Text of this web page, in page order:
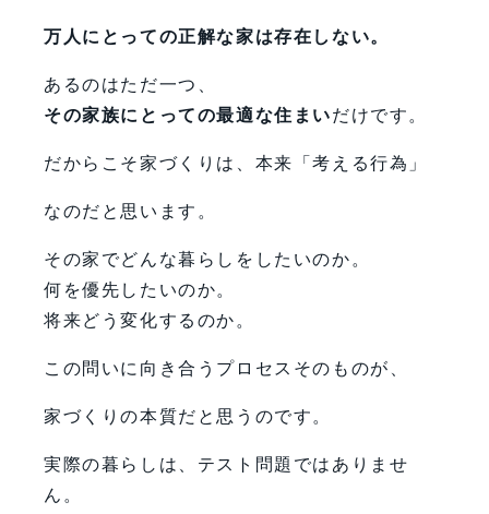
万人にとっての正解な家は存在しない。
あるのはただ一つ、
その家族にとっての最適な住まいだけです。
だからこそ家づくりは、本来「考える行為」
なのだと思います。
その家でどんな暮らしをしたいのか。
何を優先したいのか。
将来どう変化するのか。
この問いに向き合うプロセスそのものが、
家づくりの本質だと思うのです。
実際の暮らしは、テスト問題ではありませ
ん。